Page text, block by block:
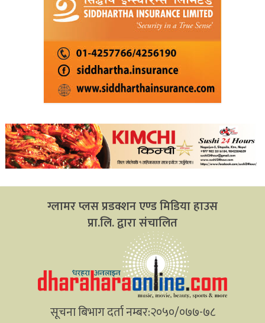
ग्लामर प्लस प्रडक्शन एण्ड मिडिया हाउस
प्रा.लि. द्वारा संचालित
सूचना बिभाग दर्ता नम्बर:२०५०/०७७-७८